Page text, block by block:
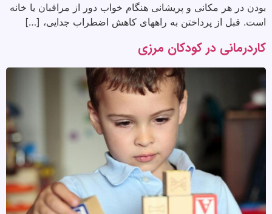
بودن در هر مکانی و پریشانی هنگام خواب دور از مراقبان یا خانه
است. قبل از پرداختن به راههای کاهش اضطراب جدایی، […]
کاردرمانی در کودکان مرزی